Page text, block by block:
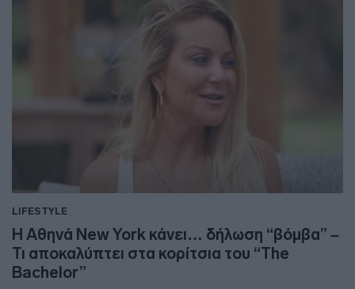
LIFESTYLE
Η Αθηνά New York κάνει… δήλωση “βόμβα” –
Τι αποκαλύπτει στα κορίτσια του “The
Bachelor”